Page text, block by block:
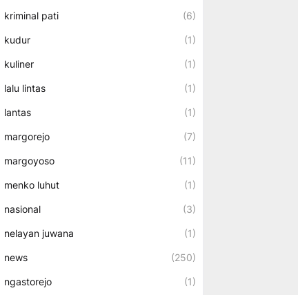
kriminal pati (6)
kudur (1)
kuliner (1)
lalu lintas (1)
lantas (1)
margorejo (7)
margoyoso (11)
menko luhut (1)
nasional (3)
nelayan juwana (1)
news (250)
ngastorejo (1)